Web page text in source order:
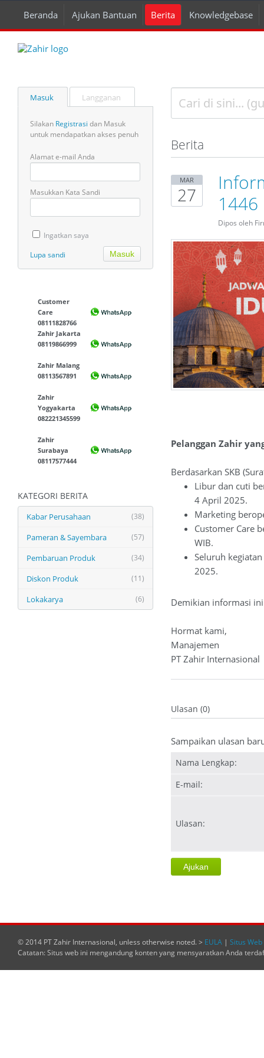
Beranda Ajukan Bantuan Berita Knowledgebase
Masuk Langganan
Silakan Registrasi dan Masuk
untuk mendapatkan akses penuh
Alamat e-mail Anda
Masukkan Kata Sandi
Ingatkan saya
Lupa sandi
Customer
Care
08111828766
Zahir Jakarta
08119866999
Zahir Malang
08113567891
Zahir
Yogyakarta
082221345599
Zahir
Surabaya
08117577444
KATEGORI BERITA
(38)
Kabar Perusahaan
(57)
Pameran & Sayembara
(34)
Pembaruan Produk
(11)
Diskon Produk
(6)
Lokakarya
Berita
MAR
27
Dipos oleh
Pelanggan Zahir
Berdasarkan SKB
Libur dan cuti
4 April 2025.
Marketing
Customer Care
WIB.
Seluruh
2025.
Demikian informasi
Hormat kami,
Manajemen
PT Zahir Internasional
Ulasan (0)
Sampaikan ulasan
Nama Lengkap:
E-mail:
Ulasan:
© 2014 PT Zahir Internasional, unless otherwise noted. > EULA | Situs
Catatan: Situs web ini mengandung konten yang mensyaratkan Anda